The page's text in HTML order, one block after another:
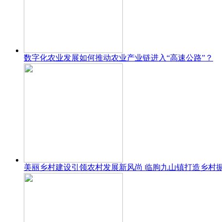
数字化农业发展如何推动农业产业链进入“高速公路”？
美丽乡村建设引领农村发展新风尚 临朐九山镇打造乡村